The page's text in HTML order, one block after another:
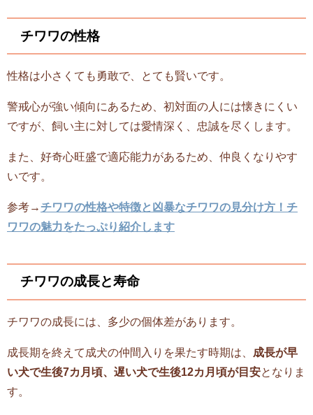
チワワの性格
性格は小さくても勇敢で、とても賢いです。
警戒心が強い傾向にあるため、初対面の人には懐きにくい
ですが、飼い主に対しては愛情深く、忠誠を尽くします。
また、好奇心旺盛で適応能力があるため、仲良くなりやす
いです。
参考→チワワの性格や特徴と凶暴なチワワの見分け方！チ
ワワの魅力をたっぷり紹介します
チワワの成長と寿命
チワワの成長には、多少の個体差があります。
成長期を終えて成犬の仲間入りを果たす時期は、
成長が早
い犬で生後7カ月頃、遅い犬で生後12カ月 頃が目安となりま
す。